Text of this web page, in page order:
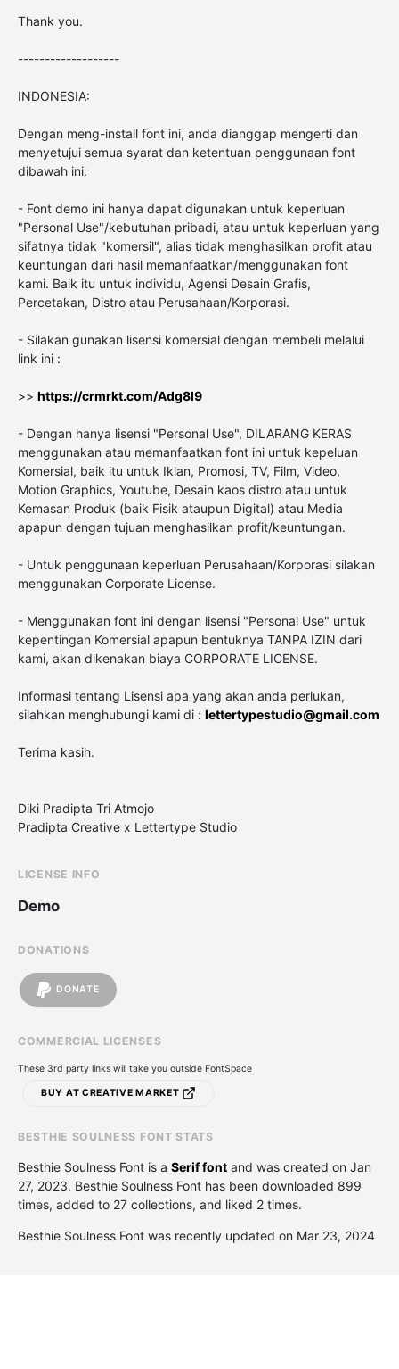
Thank you.
-------------------
INDONESIA:
Dengan meng-install font ini, anda dianggap mengerti dan
menyetujui semua syarat dan ketentuan penggunaan font
dibawah ini:
- Font demo ini hanya dapat digunakan untuk keperluan
"Personal Use"/kebutuhan pribadi, atau untuk keperluan yang
sifatnya tidak "komersil", alias tidak menghasilkan profit atau
keuntungan dari hasil memanfaatkan/menggunakan font
kami. Baik itu untuk individu, Agensi Desain Grafis,
Percetakan, Distro atau Perusahaan/Korporasi.
- Silakan gunakan lisensi komersial dengan membeli melalui
link ini :
>> https://crmrkt.com/Adg8l9
- Dengan hanya lisensi "Personal Use", DILARANG KERAS
menggunakan atau memanfaatkan font ini untuk kepeluan
Komersial, baik itu untuk Iklan, Promosi, TV, Film, Video,
Motion Graphics, Youtube, Desain kaos distro atau untuk
Kemasan Produk (baik Fisik ataupun Digital) atau Media
apapun dengan tujuan menghasilkan profit/keuntungan.
- Untuk penggunaan keperluan Perusahaan/Korporasi silakan
menggunakan Corporate License.
- Menggunakan font ini dengan lisensi "Personal Use" untuk
kepentingan Komersial apapun bentuknya TANPA IZIN dari
kami, akan dikenakan biaya CORPORATE LICENSE.
Informasi tentang Lisensi apa yang akan anda perlukan,
silahkan menghubungi kami di : lettertypestudio@gmail.com
Terima kasih.
Diki Pradipta Tri Atmojo
Pradipta Creative x Lettertype Studio
LICENSE INFO
Demo
DONATIONS
DONATE
COMMERCIAL LICENSES
These 3rd party links will take you outside FontSpace
BUY AT CREATIVE MARKET
BESTHIE SOULNESS FONT STATS
Besthie Soulness Font is a Serif font and was created on Jan
27, 2023. Besthie Soulness Font has been downloaded 899
times, added to 27 collections, and liked 2 times.
Besthie Soulness Font was recently updated on Mar 23, 2024